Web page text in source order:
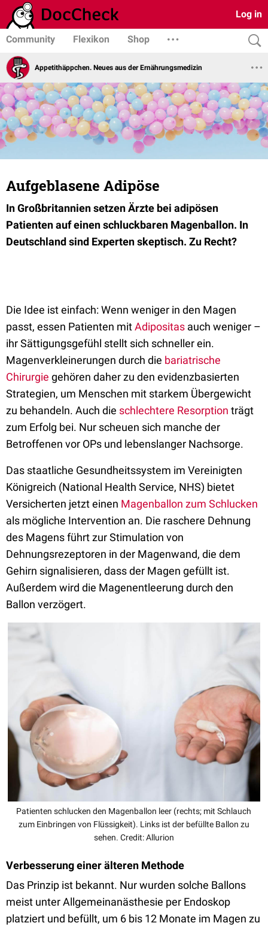
Log in
Community Flexikon Shop
Appetithäppchen. Neues aus der Ernährungsmedizin
Aufgeblasene Adipöse
In Großbritannien setzen Ärzte bei adipösen
Patienten auf einen schluckbaren Magenballon. In
Deutschland sind Experten skeptisch. Zu Recht?
Die Idee ist einfach: Wenn weniger in den Magen
passt, essen Patienten mitAdipositas auch weniger –
ihr Sättigungsgefühl stellt sich schneller ein.
Magenverkleinerungen durch die bariatrische
Chirurgie gehören daher zu den evidenzbasierten
Strategien, um Menschen mit starkem Übergewicht
zu behandeln. Auch die schlechtere Resorption trägt
zum Erfolg bei. Nur scheuen sich manche der
Betroffenen vor OPs und lebenslanger Nachsorge.
Das staatliche Gesundheitssystem im Vereinigten
Königreich (National Health Service, NHS) bietet
Versicherten jetzt einen Magenballon zum Schlucken
als mögliche Intervention an. Die raschere Dehnung
des Magens führt zur Stimulation von
Dehnungsrezeptoren in der Magenwand, die dem
Gehirn signalisieren, dass der Magen gefüllt ist.
Außerdem wird die Magenentleerung durch den
Ballon verzögert.
Patienten schlucken den Magenballon leer (rechts; mit Schlauch
zum Einbringen von Flüssigkeit). Links ist der befüllte Ballon zu
sehen. Credit: Allurion
Verbesserung einer älteren Methode
Das Prinzip ist bekannt. Nur wurden solche Ballons
meist unter Allgemeinanästhesie per Endoskop
platziert und befüllt, um 6 bis 12 Monate im Magen zu